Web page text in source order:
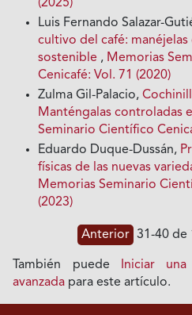
(2025)
Luis Fernando Salazar-
cultivo del café:
sostenible , Memorias
Cenicafé: Vol. 71 (2020)
Zulma Gil-Palacio,
Manténgalas controladas
Seminario Científico
Eduardo Duque-Dussán,
físicas de las nuevas
Memorias Seminario
(2023)
Anterior 31-40 de
También puede
Iniciar
avanzada para este artículo.